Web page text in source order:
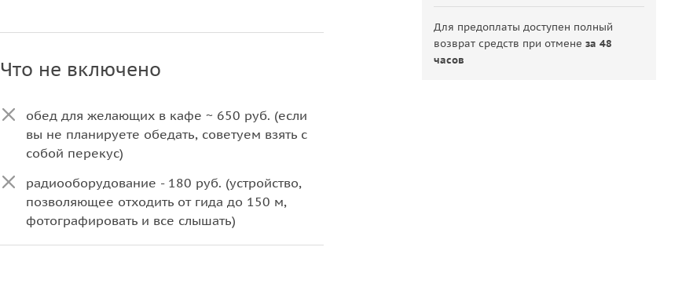
Что не включено
обед для желающих в кафе ~ 650 руб. (если
вы не планируете обедать, советуем взять с
собой перекус)
радиооборудование - 180 руб. (устройство,
позволяющее отходить от гида до 150 м,
фотографировать и все слышать)
Для предоплаты доступен полный
возврат средств при отменеза 48
часов